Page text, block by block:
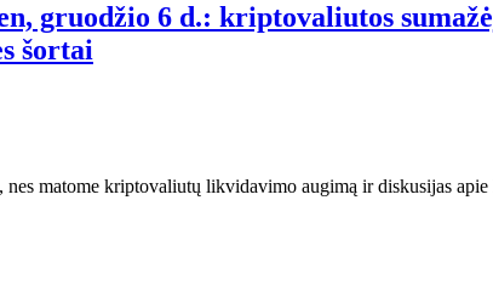
gruodžio 6 d.: kriptovaliutos
šortai
matome kriptovaliutų likvidavimo augimą ir diskusijas